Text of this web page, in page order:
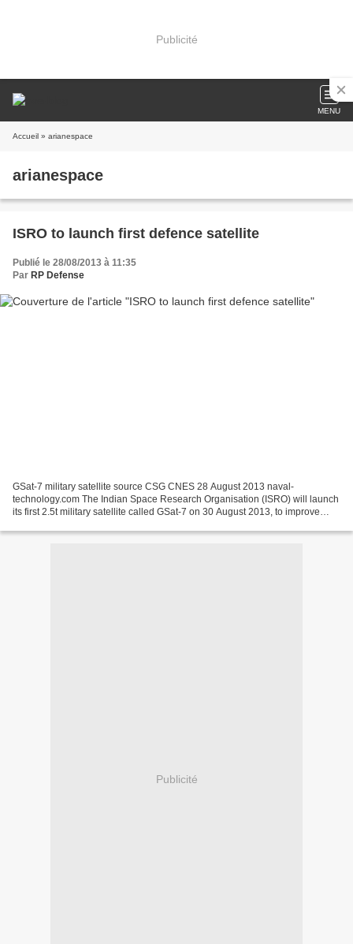
Publicité
MENU
Accueil » arianespace
arianespace
ISRO to launch first defence satellite
Publié le 28/08/2013 à 11:35
Par RP Defense
GSat-7 military satellite source CSG CNES 28 August 2013 naval-
technology.com The Indian Space Research Organisation (ISRO) will launch
its first 2.5t military satellite called GSat-7 on 30 August 2013, to improve
Publicité